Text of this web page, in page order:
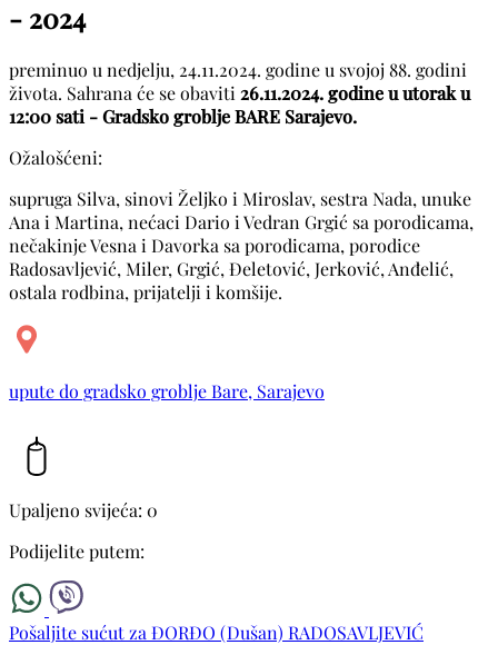
- 2024
preminuo u nedjelju, 24.11.2024. godine u svojoj 88. godini
života. Sahrana će se obaviti 26.11.2024. godine u utorak u
12:00 sati - Gradsko groblje BARE Sarajevo.
Ožalošćeni:
supruga Silva, sinovi Željko i Miroslav, sestra Nada, unuke
Ana i Martina, nećaci Dario i Vedran Grgić sa porodicama,
nečakinje Vesna i Davorka sa porodicama, porodice
Radosavljević, Miler, Grgić, Đeletović, Jerković, Anđelić,
ostala rodbina, prijatelji i komšije.
upute do gradsko groblje Bare, Sarajevo
Upaljeno svijeća: 0
Podijelite putem:
Pošaljite sućut za ĐORĐO (Dušan) RADOSAVLJEVIĆ